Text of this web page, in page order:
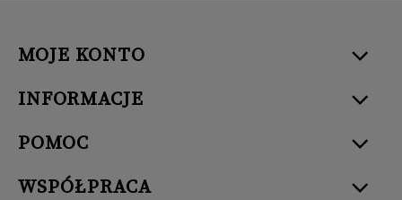
MOJE KONTO
INFORMACJE
POMOC
WSPÓŁPRACA